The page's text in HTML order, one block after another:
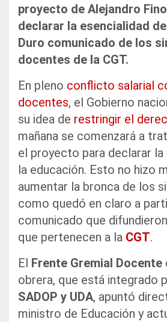
proyecto de Alejandro
declarar la esencialidad
Duro comunicado de los
docentes de la CGT.
En pleno conflicto salarial
docentes, el Gobierno
su idea de restringir el
mañana se comenzará a
el proyecto para declarar la
la educación. Esto no hizo
aumentar la bronca de los
como quedó en claro a
comunicado que
que pertenecen a la CGT.
El Frente Gremial Docente
obrera, que está integrado
SADOP y UDA, apuntó
ministro de Educación y